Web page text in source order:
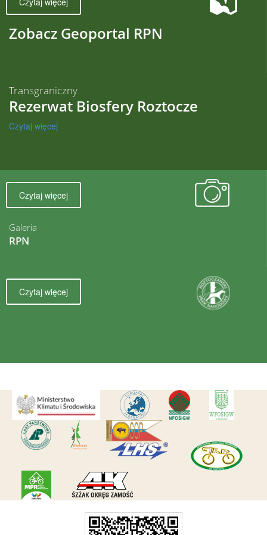
Zobacz Geoportal RPN
Transgraniczny
Rezerwat Biosfery Roztocze
Czytaj więcej
Galeria
RPN
Czytaj więcej
Czytaj więcej